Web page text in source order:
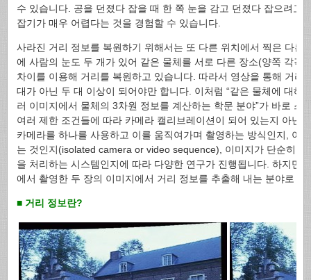
수 있습니다. 공을 던졌다 잡을 때 한 쪽 눈을 감고 던졌다 잡으려고
잡기가 매우 어렵다는 것을 경험할 수 있습니다.
사라진 거리 정보를 복원하기 위해서는 또 다른 위치에서 찍은 다른
에 사람의 눈도 두 개가 있어 같은 물체를 서로 다른 장소(양쪽 각각
차이를 이용해 거리를 복원하고 있습니다. 따라서 영상을 통해 거리
대가 아닌 두 대 이상이 되어야만 합니다. 이처럼 “같은 물체에 대해
러 이미지에서 물체의 3차원 정보를 계산하는 학문 분야”가 바로 스
여러 제한 조건들에 따라 카메라 캘리브레이션이 되어 있는지 아닌
카메라를 하나를 사용하고 이를 움직여가며 촬영하는 방식인지, 아
는 것인지(isolated camera or video sequence), 이미지가 단순히
을 처리하는 시스템인지에 따라 다양한 연구가 진행됩니다. 하지만
에서 촬영한 두 장의 이미지에서 거리 정보를 추출해 내는 분야로 이
■ 거리 정보란?